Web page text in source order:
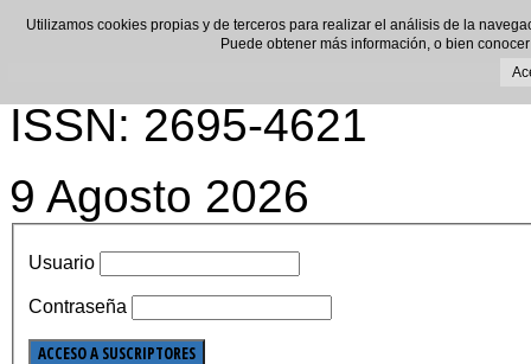
ISSN: 2695-4621
9 Agosto 2026
Usuario
Contraseña
Utilizamos cookies propias y de terceros para realizar el análisis de la
Puede obtener más información, o bien